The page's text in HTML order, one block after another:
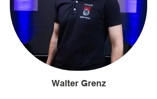
Walter Grenz